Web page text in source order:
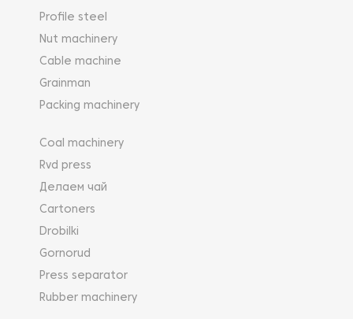
Profile steel
Nut machinery
Cable machine
Grainman
Packing machinery
Coal machinery
Rvd press
Делаем чай
Cartoners
Drobilki
Gornorud
Press separator
Rubber machinery